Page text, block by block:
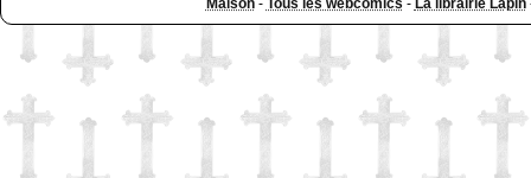
Maison- Tous les webcomics - La librairie Lapin